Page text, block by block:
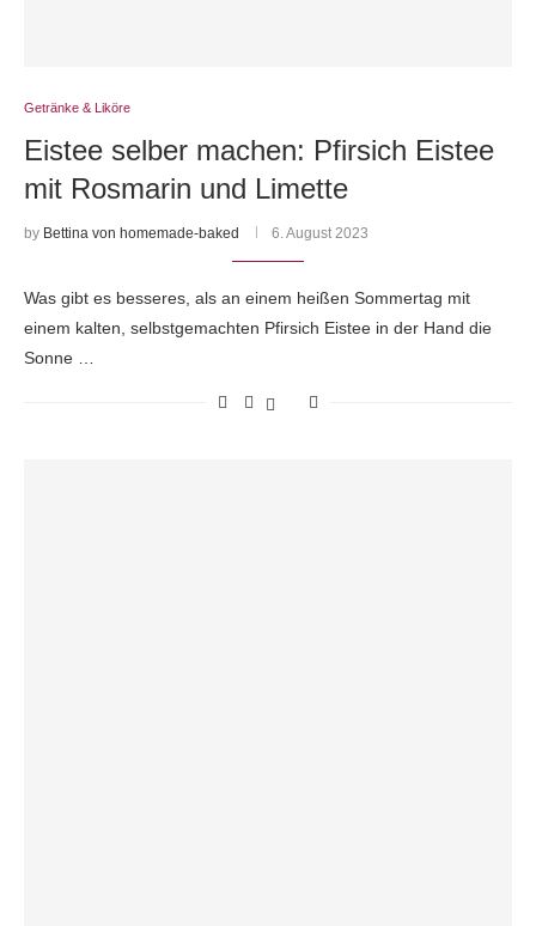
Getränke & Liköre
Eistee selber machen: Pfirsich Eistee
mit Rosmarin und Limette
by Bettina von homemade-baked 6. August 2023
Was gibt es besseres, als an einem heißen Sommertag mit
einem kalten, selbstgemachten Pfirsich Eistee in der Hand die
Sonne …